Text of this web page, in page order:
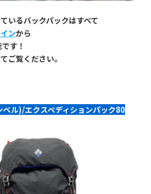
いるバックパックはすべて
ンから
す！
ご覧ください。
ル)/エクスペディションパック80